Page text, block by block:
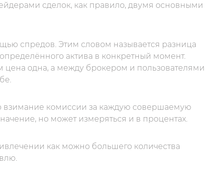
сделок, как правило, двумя основными
спредов. Этим словом называется разница
актива в конкретный момент.
одна, а между брокером и пользователями
взимание комиссии за каждую совершаемую
но может измеряться и в процентах.
как можно большего количества